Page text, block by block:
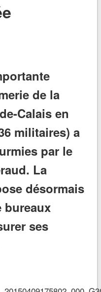
de la
Calais en
militaires) a
par le
La
désormais
bureaux
ses